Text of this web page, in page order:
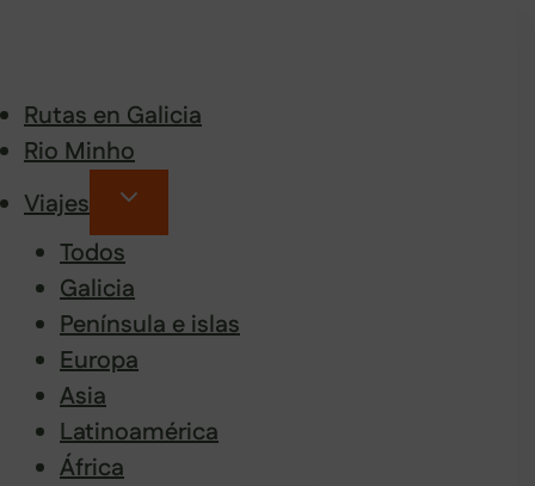
Rutas en Galicia
Rio Minho
Viajes
Todos
Galicia
Península e islas
Europa
Asia
Latinoamérica
África